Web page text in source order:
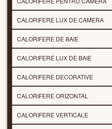
CALORIFERE LUX DE CAMERA
CALORIFERE DE BAIE
CALORIFERE LUX DE BAIE
CALORIFERE DECORATIVE
CALORIFERE ORIZONTAL
CALORIFERE VERTICALE